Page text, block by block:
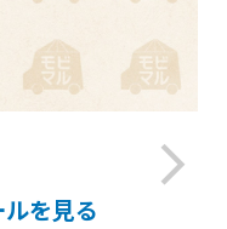
arrow_forward_ios
を見る